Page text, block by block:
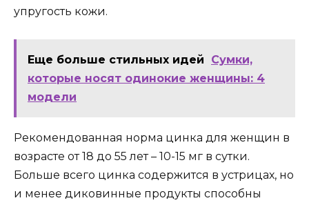
упругость кожи.
Еще больше стильных идей
Сумки,
которые носят одинокие женщины: 4
модели
Рекомендованная норма цинка для женщин в
возрасте от 18 до 55 лет – 10-15 мг в сутки.
Больше всего цинка содержится в устрицах, но
и менее диковинные продукты способны